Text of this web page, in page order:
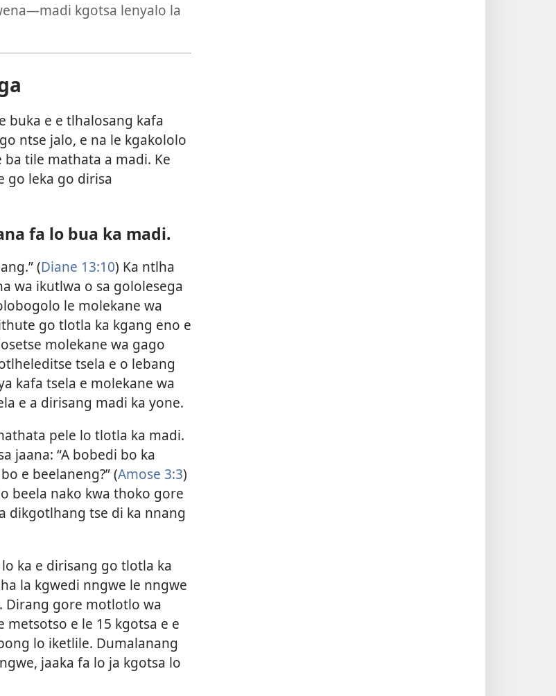
kgotsa lenyalo la
buka e e tlhalosang kafa
ntse jalo, e na le kgakololo
tile mathata a madi. Ke
go leka go dirisa
fa lo bua ka madi.
(Diane 13:10) Ka ntlha
wa ikutlwa o sa gololesega
le molekane wa
go tlotla ka kgang eno e
molekane wa gago
tsela e o lebang
kafa tsela e molekane wa
e a dirisang madi ka yone.
pele lo tlotla ka madi.
jaana: “A bobedi bo ka
e beelaneng?” (Amose 3:3)
beela nako kwa thoko gore
dikgotlhang tse di ka nnang
ka e dirisang go tlotla ka
la kgwedi nngwe le nngwe
Dirang gore motlotlo wa
e le 15 kgotsa e e
lo iketlile. Dumalanang
jaaka fa lo ja kgotsa lo